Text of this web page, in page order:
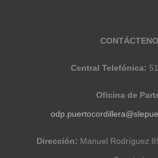
Central Telefónica:
Oficina de
Dirección: Manuel Rodríguez